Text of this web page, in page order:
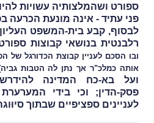
ספורט ושהמלצותיה עשויות
פני עתיד - אינה מונעת הכרעה
לבסוף, קבע בית-המשפט
רלבנטית בנושאי קבוצות
ובו הסכם לעניין קבוצת הכדורגל של
אותה כמלכ"ר אך נתן לה הטבות
ועל בא-כח המדינה
פסק-הדין; וכי בידי
לעניינים ספציפיים שבתוך